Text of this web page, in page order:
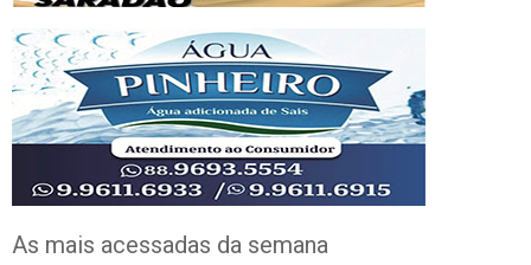
As mais acessadas da semana